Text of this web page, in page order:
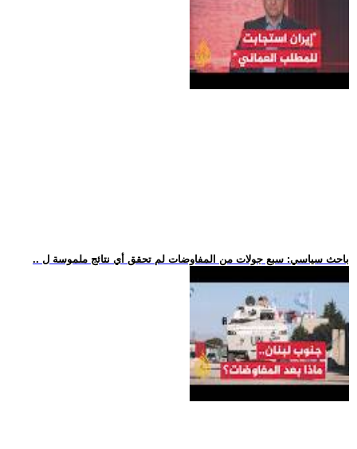
.. باحث سياسي: سبع جولات من المفاوضات لم تحقق أي نتائج ملموسة ل